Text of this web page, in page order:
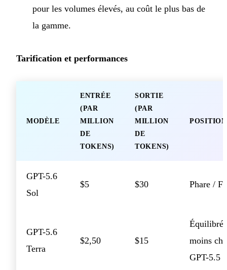
pour les volumes élevés, au coût le plus bas de
la gamme.
Tarification et performances
MODÈLE
ENTRÉE
(PAR
MILLION
DE
TOKENS)
SORTIE
(PAR
MILLION
DE
TOKENS)
GPT-5.6
Sol
$5 $30 Phare /
GPT-5.6
Terra
$2,50 $15
moins
GPT-5.5